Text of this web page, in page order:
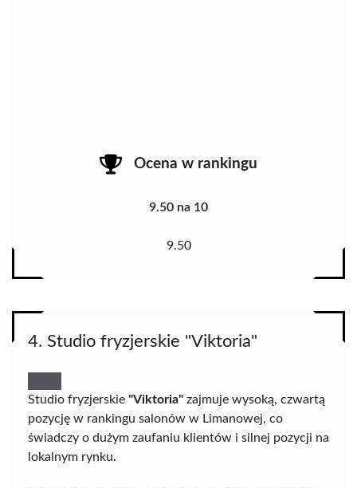
Ocena w rankingu
9.50 na 10
9.50
4. Studio fryzjerskie "Viktoria"
Studio fryzjerskie "Viktoria" zajmuje wysoką, czwartą
pozycję w rankingu salonów w Limanowej, co
świadczy o dużym zaufaniu klientów i silnej pozycji na
lokalnym rynku.